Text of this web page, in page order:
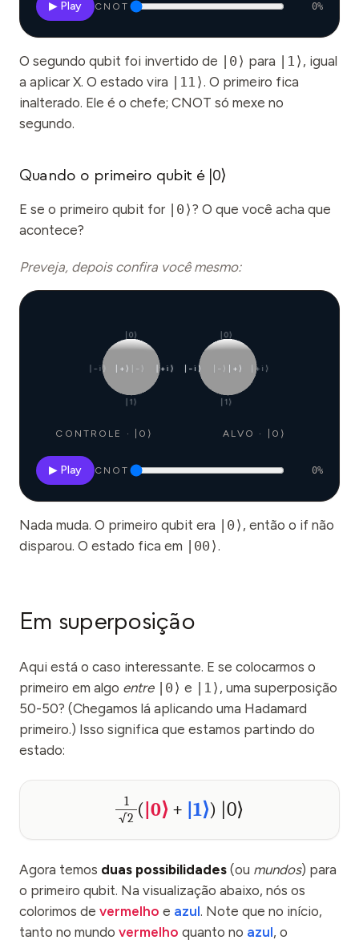
▶ Play CNOT 0%
O segundo qubit foi invertido de |0⟩ para |1⟩ , igual
a aplicar X. O estado vira
|11⟩. O primeiro fica
inalterado. Ele é o chefe; CNOT só mexe no
segundo.
Quando o primeiro qubit é |0⟩
E se o primeiro qubit for |0⟩? O que você acha que
acontece?
Preveja, depois confira você mesmo:
|+⟩ |−⟩ |+i⟩
|−i⟩
|0⟩
|1⟩
|+⟩
|−⟩ |+i⟩
|−i⟩
|0⟩
|1⟩
CONTROLE · |0⟩ ALVO · |0⟩
▶ Play CNOT 0%
Nada muda. O primeiro qubit era |0⟩ , então o if não
disparou. O estado fica em
|00⟩.
Em superposição
Aqui está o caso interessante. E se colocarmos o
primeiro em algo entre |0⟩ e |1⟩ , uma superposição
50-50? (Chegamos lá aplicando uma Hadamard
primeiro.) Isso significa que estamos partindo do
estado:
1
√2 ( |0⟩ + |1⟩) |0⟩
Agora temos duas possibilidades (ou mundos) para
o primeiro qubit. Na visualização abaixo, nós os
colorimos de vermelho e azul. Note que no início,
tanto no mundo vermelho quanto no azul, o